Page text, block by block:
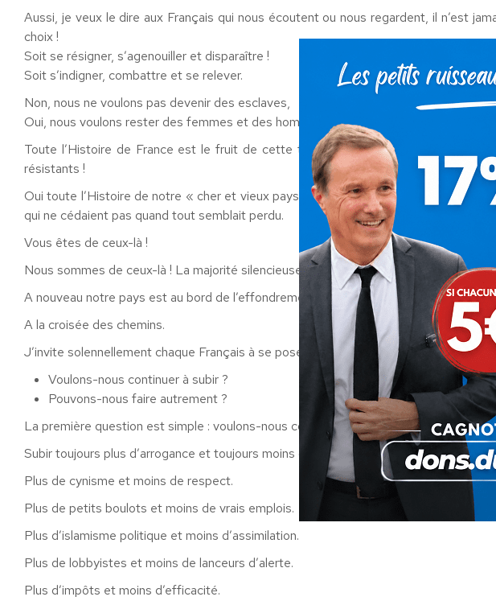
Aussi, je veux le dire aux Français qui nous écoutent ou nous regardent, il n’est
choix !
Soit se résigner, s’agenouiller et disparaître !
Soit s’indigner, combattre et se relever.
Non, nous ne voulons pas devenir des esclaves,
Oui, nous voulons rester des femmes et des hommes libres !
Toute l’Histoire de France est le fruit de cette tension entre les défaitistes et
résistants !
Oui toute l’Histoire de notre « cher et vieux pays » selon l’expression du général
qui ne cédaient pas quand tout semblait perdu.
Vous êtes de ceux-là !
Nous sommes de ceux-là ! La majorité silencieuse des Français est de ceux-là !
A nouveau notre pays est au bord de l’effondrement.
A la croisée des chemins.
J’invite solennellement chaque Français à se poser deux questions essentielles :
Voulons-nous continuer à subir ?
Pouvons-nous faire autrement ?
La première question est simple : voulons-nous continuer à subir ?
Subir toujours plus d’arrogance et toujours moins de compétence.
Plus de cynisme et moins de respect.
Plus de petits boulots et moins de vrais emplois.
Plus d’islamisme politique et moins d’assimilation.
Plus de lobbyistes et moins de lanceurs d’alerte.
Plus d’impôts et moins d’efficacité.